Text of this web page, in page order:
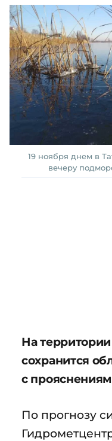
19 ноября днем в
вечеру
На территории
сохранится
с
По прогнозу